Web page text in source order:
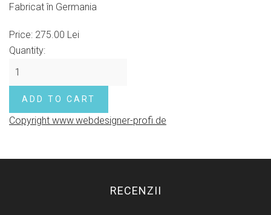
Fabricat în Germania
Price: 275.00 Lei
Quantity:
Copyright www.webdesigner-profi.de
RECENZII